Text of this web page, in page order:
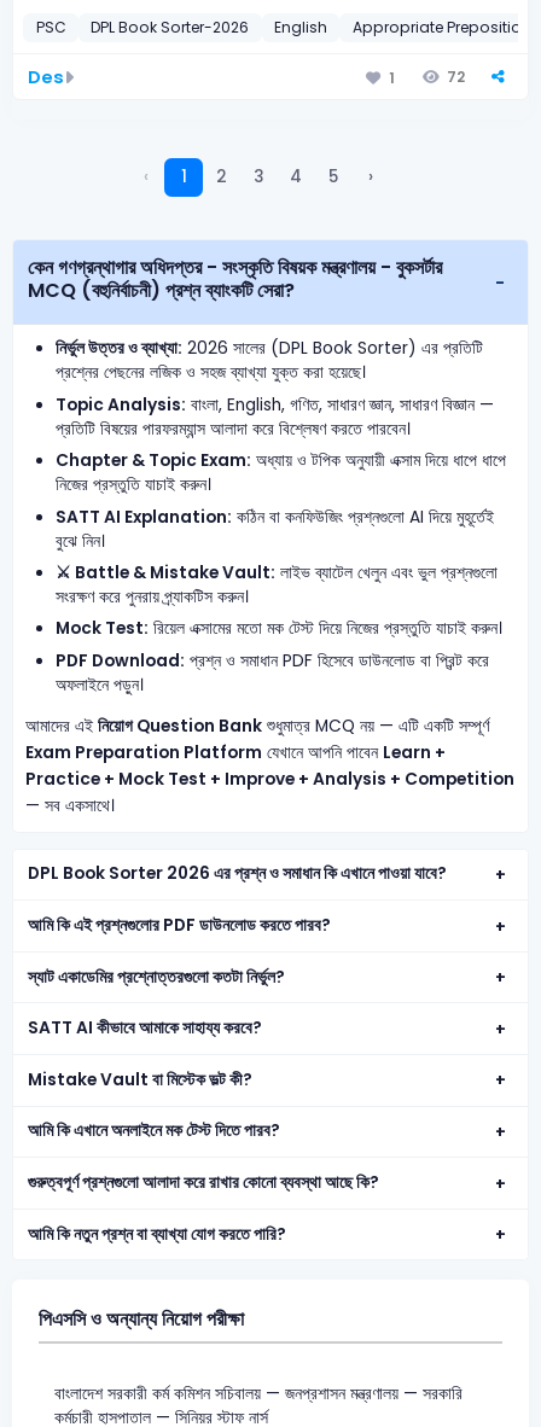
PSC DPL Book Sorter-2026 English Appropriate Preposition
Des 1 72
‹ 1 2 3 4 5 ›
কেন গণগ্রন্থাগার অধিদপ্তর - সংস্কৃতি বিষয়ক মন্ত্রণালয় - বুকসর্টার
MCQ (বহুনির্বাচনী) প্রশ্ন ব্যাংকটি সেরা?
নির্ভুল উত্তর ও ব্যাখ্যা: 2026 সালের (DPL Book Sorter) এর প্রতিটি
প্রশ্নের পেছনের লজিক ও সহজ ব্যাখ্যা যুক্ত করা হয়েছে।
Topic Analysis: বাংলা, English, গণিত, সাধারণ জ্ঞান, সাধারণ বিজ্ঞান —
প্রতিটি বিষয়ের পারফরম্যান্স আলাদা করে বিশ্লেষণ করতে পারবেন।
Chapter & Topic Exam: অধ্যায় ও টপিক অনুযায়ী এক্সাম দিয়ে ধাপে ধাপে
নিজের প্রস্তুতি যাচাই করুন।
SATT AI Explanation: কঠিন বা কনফিউজিং প্রশ্নগুলো AI দিয়ে মুহূর্তেই
বুঝে নিন।
⚔️ Battle & Mistake Vault: লাইভ ব্যাটেল খেলুন এবং ভুল প্রশ্নগুলো
সংরক্ষণ করে পুনরায় প্র্যাকটিস করুন।
Mock Test: রিয়েল এক্সামের মতো মক টেস্ট দিয়ে নিজের প্রস্তুতি যাচাই করুন।
PDF Download: প্রশ্ন ও সমাধান PDF হিসেবে ডাউনলোড বা প্রিন্ট করে
অফলাইনে পড়ুন।
আমাদের এই নিয়োগ Question Bankশুধুমাত্র MCQ নয় — এটি একটি সম্পূর্ণ
Exam Preparation Platform যেখানে আপনি পাবেন Learn +
Practice + Mock Test + Improve + Analysis + Competition
— সব একসাথে।
DPL Book Sorter 2026 এর প্রশ্ন ও সমাধান কি এখানে পাওয়া যাবে?
আমি কি এই প্রশ্নগুলোর PDF ডাউনলোড করতে পারব?
স্যাট একাডেমির প্রশ্নোত্তরগুলো কতটা নির্ভুল?
SATT AI কীভাবে আমাকে সাহায্য করবে?
Mistake Vault বা মিস্টেক ভল্ট কী?
আমি কি এখানে অনলাইনে মক টেস্ট দিতে পারব?
গুরুত্বপূর্ণ প্রশ্নগুলো আলাদা করে রাখার কোনো ব্যবস্থা আছে কি?
আমি কি নতুন প্রশ্ন বা ব্যাখ্যা যোগ করতে পারি?
পিএসসি ও অন্যান্য নিয়োগ পরীক্ষা
বাংলাদেশ সরকারী কর্ম কমিশন সচিবালয় — জনপ্রশাসন মন্ত্রণালয় — সরকারি
কর্মচারী হাসপাতাল — সিনিয়র স্টাফ নার্স